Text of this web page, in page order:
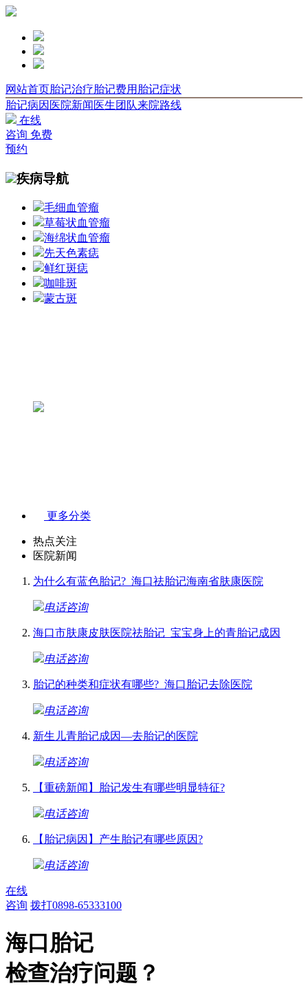
网站首页胎记治疗胎记费用 胎记症状
胎记病因 医院新闻 医生团队来院路线
在线
咨询 免费
预约
疾病导航
毛细血管瘤
草莓状血管瘤
海绵状血管瘤
先天色素痣
鲜红斑痣
咖啡斑
蒙古斑
更多分类
热点关注
医院新闻
为什么有蓝色胎记?_海口祛胎记海南省肤康医院
电话咨询
海口市肤康皮肤医院祛胎记_宝宝身上的青胎记成因
电话咨询
胎记的种类和症状有哪些?_海口胎记去除医院
电话咨询
新生儿青胎记成因—去胎记的医院
电话咨询
【重磅新闻】胎记发生有哪些明显特征?
电话咨询
【胎记病因】产生胎记有哪些原因?
电话咨询
在线
咨询 拨打0898-65333100
海口胎记
检查治疗问题？